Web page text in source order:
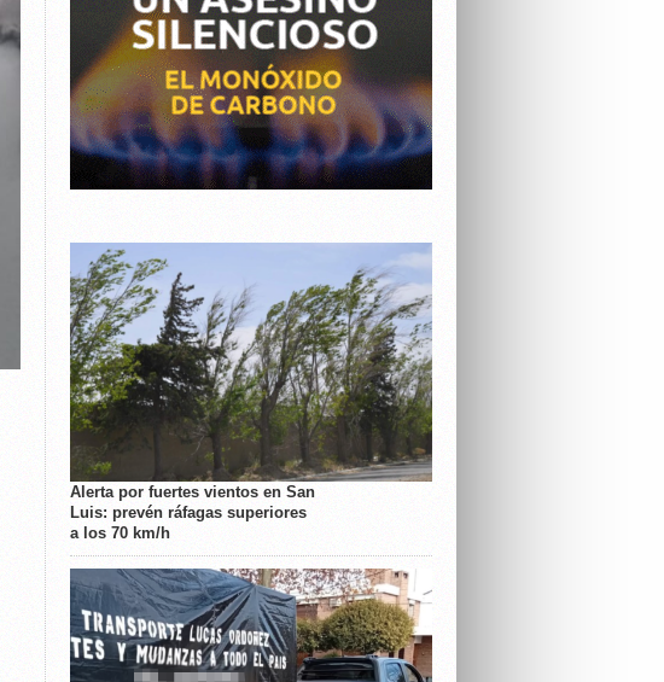
Alerta por fuertes vientos en San
Luis: prevén ráfagas superiores
a los 70 km/h